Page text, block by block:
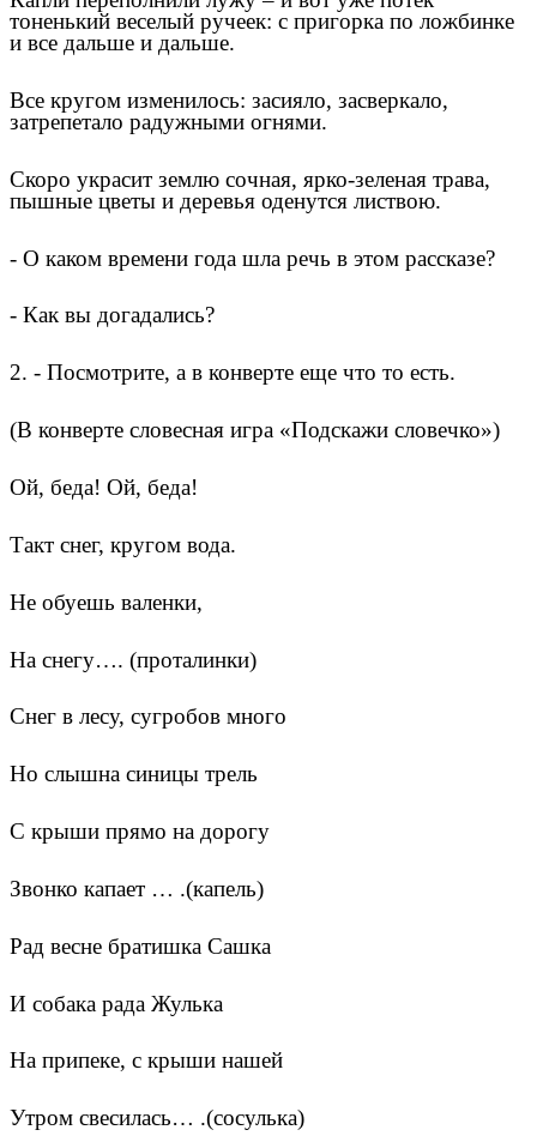
тоненький веселый ручеек: с пригорка по ложбинке
и все дальше и дальше.
Все кругом изменилось: засияло, засверкало,
затрепетало радужными огнями.
Скоро украсит землю сочная, ярко-зеленая трава,
пышные цветы и деревья оденутся листвою.
- О каком времени года шла речь в этом рассказе?
- Как вы догадались?
2. - Посмотрите, а в конверте еще что то есть.
(В конверте словесная игра «Подскажи словечко»)
Ой, беда! Ой, беда!
Такт снег, кругом вода.
Не обуешь валенки,
На снегу…. (проталинки)
Снег в лесу, сугробов много
Но слышна синицы трель
С крыши прямо на дорогу
Звонко капает … .(капель)
Рад весне братишка Сашка
И собака рада Жулька
На припеке, с крыши нашей
Утром свесилась… .(сосулька)